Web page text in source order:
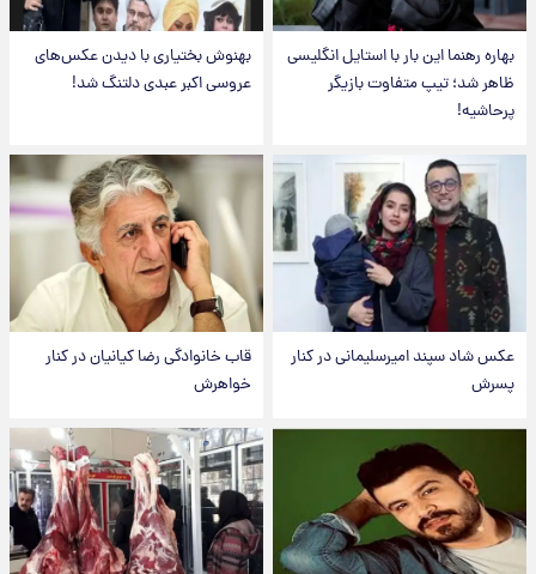
بهاره رهنما این بار با استایل انگلیسی
ظاهر شد؛ تیپ متفاوت بازیگر
پرحاشیه!
بهنوش بختیاری با دیدن عکس‌های
عروسی اکبر عبدی دلتنگ شد!
عکس شاد سپند امیرسلیمانی در کنار
پسرش
قاب خانوادگی رضا کیانیان در کنار
خواهرش